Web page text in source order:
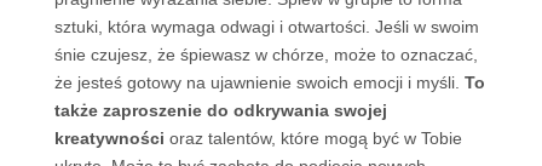
sztuki, która wymaga odwagi i otwartości. Jeśli w swoim
śnie czujesz, że śpiewasz w chórze, może to oznaczać,
że jesteś gotowy na ujawnienie swoich emocji i myśli. To
także zaproszenie do odkrywania swojej
kreatywności oraz talentów, które mogą być w Tobie